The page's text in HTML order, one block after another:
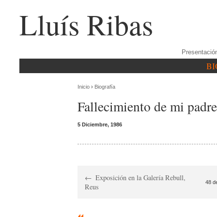
Lluís Ribas
Inicio › Biografía
Fallecimiento de mi padre
5 Diciembre, 1986
Exposición en la Galería Rebull,
Reus
48